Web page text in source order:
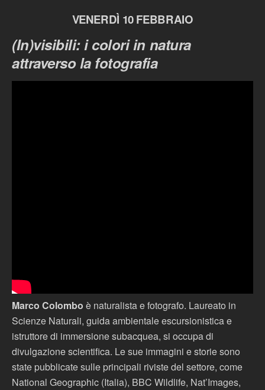
VENERDÌ 10 FEBBRAIO
(In)visibili: i colori in natura
attraverso la fotografia
Marco Colombo è naturalista e fotografo. Laureato in
Scienze Naturali, guida ambientale escursionistica e
istruttore di immersione subacquea, si occupa di
divulgazione scientifica. Le sue immagini e storie sono
state pubblicate sulle principali riviste del settore, come
National Geographic (Italia), BBC Wildlife, Nat’Images,